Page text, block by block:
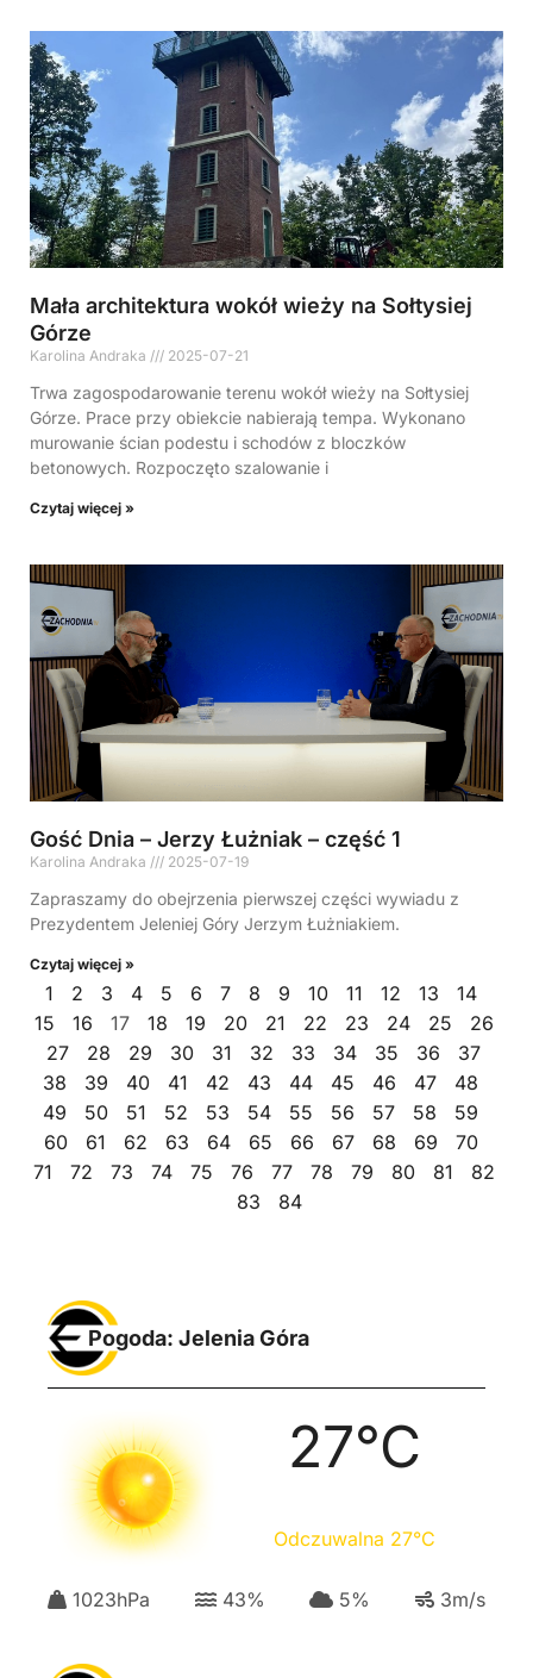
Mała architektura wokół wieży na Sołtysiej
Górze
Karolina Andraka 2025-07-21
Trwa zagospodarowanie terenu wokół wieży na Sołtysiej
Górze. Prace przy obiekcie nabierają tempa. Wykonano
murowanie ścian podestu i schodów z bloczków
betonowych. Rozpoczęto szalowanie i
Czytaj więcej »
Gość Dnia – Jerzy Łużniak – część 1
Karolina Andraka 2025-07-19
Zapraszamy do obejrzenia pierwszej części wywiadu z
Prezydentem Jeleniej Góry Jerzym Łużniakiem.
Czytaj więcej »
1 2 3 4 5 6 7 8 9 10 11 12 13
14
15
16 17 18 19 20 21 22 23 24 25
26
27
28 29 30 31 32 33 34 35 36
37
38
39 40 41 42 43 44 45 46 47
48
49
50 51 52 53 54 55 56 57 58
59
60
61 62 63 64 65 66 67 68 69
70
71
72 73 74 75 76 77 78 79 80 81
82
83
84
Pogoda: Jelenia Góra
27°C
Odczuwalna 27°C
1023hPa 43% 5% 3m/s